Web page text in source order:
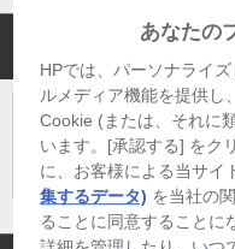
256GB M.2 SSD（PCIe
あなたの
HPでは、パーソナライ
ルメディア機能を提供し
Cookie (または、それに
います。[承認する] をク
に、お客様による当サ
集するデータ) を当社の
ることに同意することに